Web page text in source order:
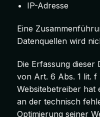
IP-Adresse
Eine
Datenquellen wird
Die Erfassung
von Art. 6 Abs. 1 lit. f
Websitebetreiber hat
an der technisch
Optimierung seiner